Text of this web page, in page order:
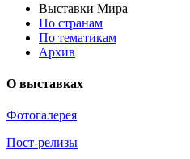
Выставки Мира
По странам
По тематикам
Архив
О выставках
Фотогалерея
Пост-релизы